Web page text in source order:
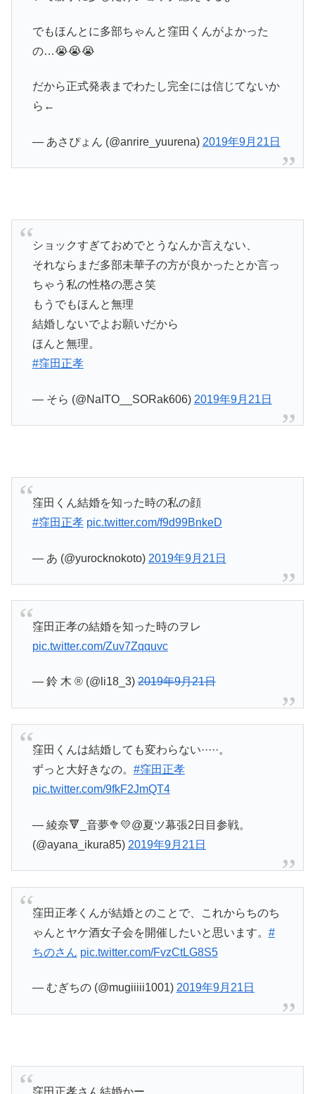
でもほんとに多部ちゃんと窪田くんがよかった
の…😭😭😭
だから正式発表までわたし完全には信じてないか
ら←
— あさぴょん (@anrire_yuurena) 2019年9月21日
ショックすぎておめでとうなんか言えない、
それならまだ多部未華子の方が良かったとか言っ
ちゃう私の性格の悪さ笑
もうでもほんと無理
結婚しないでよお願いだから
ほんと無理。
#窪田正孝
— そら (@NaITO__SORak606) 2019年9月21日
窪田くん結婚を知った時の私の顔
#窪田正孝 pic.twitter.com/f9d99BnkeD
— あ (@yurocknokoto) 2019年9月21日
窪田正孝の結婚を知った時のヲレ
pic.twitter.com/Zuv7Zqquvc
— 鈴 木 ® (@li18_3)2019年9月21日
窪田くんは結婚しても変わらない·····。
ずっと大好きなの。 #窪田正孝
pic.twitter.com/9fkF2JmQT4
— 綾奈🔻_音夢🥦💛@夏ツ幕張2日目参戦。
(@ayana_ikura85) 2019年9月21日
窪田正孝くんが結婚とのことで、これからちのち
ゃんとヤケ酒女子会を開催したいと思います。 #
ちのさん pic.twitter.com/FvzCtLG8S5
— むぎちの (@mugiiiii1001) 2019年9月21日
窪田正孝さん結婚かー